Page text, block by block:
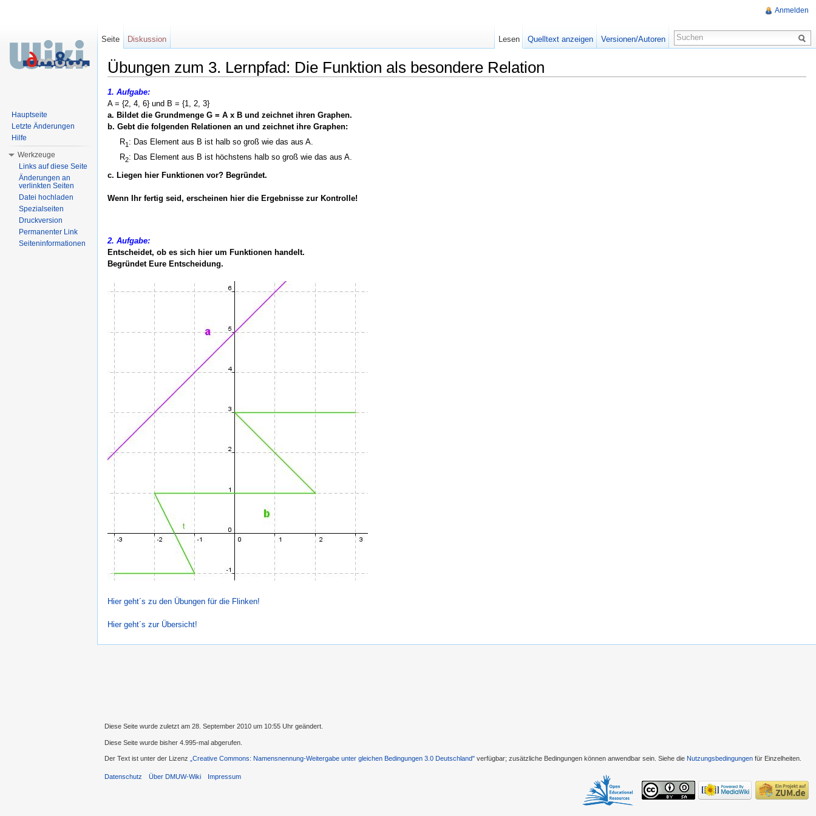
Übungen zum 3. Lernpfad: Die Funktion als besondere Relation
1. Aufgabe:
A = {2, 4, 6} und B = {1, 2, 3}
a. Bildet die Grundmenge G = A x B und zeichnet ihren Graphen.
b. Gebt die folgenden Relationen an und zeichnet ihre Graphen:
R1 : Das Element aus B ist halb so groß wie das aus A.
R2: Das Element aus B ist höchstens halb so groß wie das aus A.
c. Liegen hier Funktionen vor? Begründet.
Wenn Ihr fertig seid, erscheinen hier die Ergebnisse zur Kontrolle!
2. Aufgabe:
Entscheidet, ob es sich hier um Funktionen handelt.
Begründet Eure Entscheidung.
Hier geht´s zu den Übungen für die Flinken!
Hier geht´s zur Übersicht!
Anmelden
Seite Diskussion Lesen Quelltext anzeigen Versionen/Autoren
Hauptseite
Letzte Änderungen
Hilfe
Werkzeuge
Links auf diese Seite
Änderungen an
verlinkten Seiten
Datei hochladen
Spezialseiten
Druckversion
Permanenter Link
Seiteninformationen
Diese Seite wurde zuletzt am 28. September 2010 um 10:55 Uhr geändert.
Diese Seite wurde bisher 4.995-mal abgerufen.
Der Text ist unter der Lizenz „Creative Commons: Namensnennung-Weitergabe unter gleichen Bedingungen 3.0 Deutschland" verfügbar; zusätzliche Bedingungen können anwendbar sein. Siehe die Nutzungsbedingungen für Einzelheiten.
Datenschutz Über DMUW-Wiki Impressum